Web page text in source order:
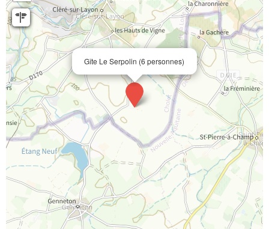
Gîte Le Serpolin (6 personnes)